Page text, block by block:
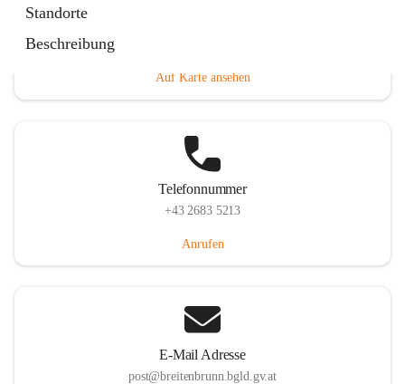
Standorte
Beschreibung
Auf Karte ansehen
Telefonnummer
+43 2683 5213
Anrufen
E-Mail Adresse
post@breitenbrunn.bgld.gv.at